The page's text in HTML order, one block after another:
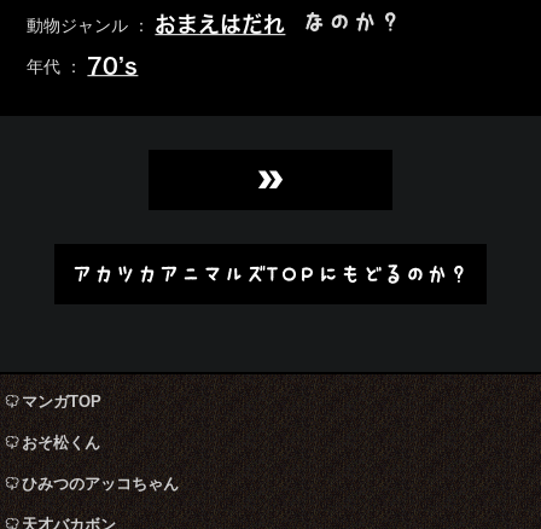
動物ジャンル ： おまえはだれ なのか？
年代 ： 70’s
»
アカツカアニマルズTOPにもどるのか？
マンガTOP
おそ松くん
ひみつのアッコちゃん
天才バカボン